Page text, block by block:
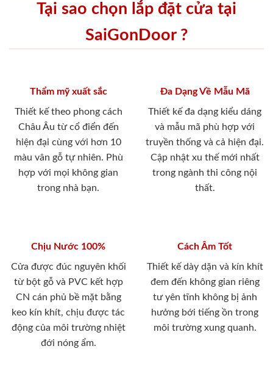
Tại sao chọn lắp đặt cửa tại
SaiGonDoor ?
Thẩm mỹ xuất sắc
Thiết kế theo phong cách
Châu Âu từ cổ điển đến
hiện đại cùng với hơn 10
màu vân gỗ tự nhiên. Phù
hợp với mọi không gian
trong nhà bạn.
Đa Dạng Về Mẫu Mã
Thiết kế đa dạng kiểu dáng
và mẫu mã phù hợp với
truyền thống và cả hiện đại.
Cập nhật xu thế mới nhất
trong ngành thi công nội
thất.
Chịu Nước 100%
Cửa được đúc nguyên khối
từ bột gỗ và PVC kết hợp
CN cán phủ bề mặt bằng
keo kín khít, chịu được tác
động của môi trường nhiệt
đới nóng ẩm.
Cách Âm Tốt
Thiết kế dày dặn và kín khít
đem đến không gian riêng
tư yên tĩnh không bị ảnh
hưởng bới tiếng ồn trong
môi trường xung quanh.